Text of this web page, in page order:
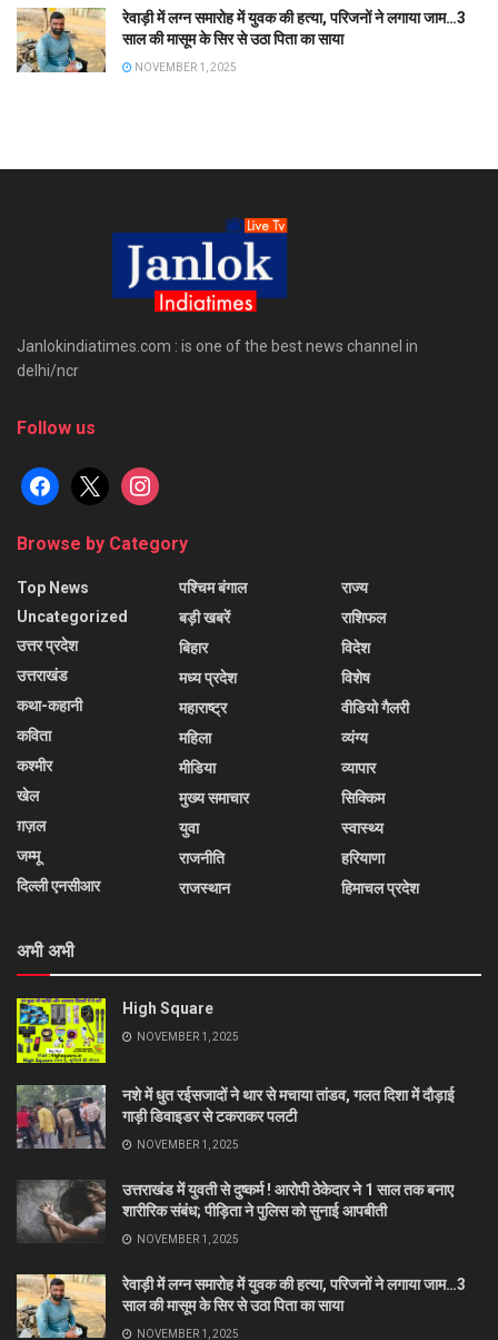
रेवाड़ी में लग्न समारोह में युवक की हत्या, परिजनों ने लगाया जाम…3
साल की मासूम के सिर से उठा पिता का साया
NOVEMBER 1, 2025
Janlokindiatimes.com : is one of the best news channel in
delhi/ncr
Follow us
facebook
x instagram
Browse by Category
Top News
Uncategorized
उत्तर प्रदेश
उत्तराखंड
कथा-कहानी
कविता
कश्मीर
खेल
ग़ज़ल
जम्मू
दिल्ली एनसीआर
पश्चिम बंगाल
बड़ी खबरें
बिहार
मध्य प्रदेश
महाराष्ट्र
महिला
मीडिया
मुख्य समाचार
युवा
राजनीति
राजस्थान
राज्य
राशिफल
विदेश
विशेष
वीडियो गैलरी
व्यंग्य
व्यापार
सिक्किम
स्वास्थ्य
हरियाणा
हिमाचल प्रदेश
अभी अभी
High Square
NOVEMBER 1, 2025
नशे में धुत रईसजादों ने थार से मचाया तांडव, गलत दिशा में दौड़ाई
गाड़ी डिवाइडर से टकराकर पलटी
NOVEMBER 1, 2025
उत्तराखंड में युवती से दुष्कर्म ! आरोपी ठेकेदार ने 1 साल तक बनाए
शारीरिक संबंध; पीड़िता ने पुलिस को सुनाई आपबीती
NOVEMBER 1, 2025
रेवाड़ी में लग्न समारोह में युवक की हत्या, परिजनों ने लगाया जाम…3
साल की मासूम के सिर से उठा पिता का साया
NOVEMBER 1, 2025